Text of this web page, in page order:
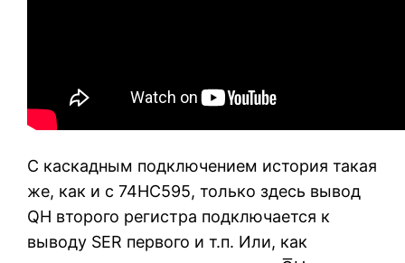
С каскадным подключением история такая
же, как и с 74HC595, только здесь вывод
QH второго регистра подключается к
выводу SER первого и т.п. Или, как